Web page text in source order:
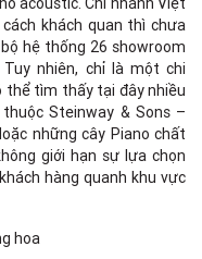
khách quan thì chưa
hệ thống 26 showroom
nhiên, chỉ là một chi
thể tìm thấy tại đây nhiều
thuộc Steinway & Sons –
những cây Piano chất
giới hạn sự lựa chọn
hàng quanh khu vực